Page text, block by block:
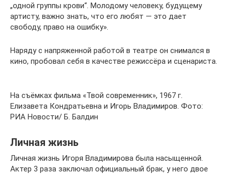
„одной группы крови“. Молодому человеку, будущему
артисту, важно знать, что его любят — это дает
свободу, право на ошибку».
Наряду с напряженной работой в театре он снимался в
кино, пробовал себя в качестве режиссёра и сценариста.
На съёмках фильма «Твой современник», 1967 г.
Елизавета Кондратьевна и Игорь Владимиров. Фото:
РИА Новости/ Б. Балдин
Личная жизнь
Личная жизнь Игоря Владимирова была насыщенной.
Актер 3 раза заключал официальный брак, у него двое